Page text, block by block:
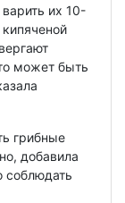
их 10-
может быть
грибные
добавила
соблюдать